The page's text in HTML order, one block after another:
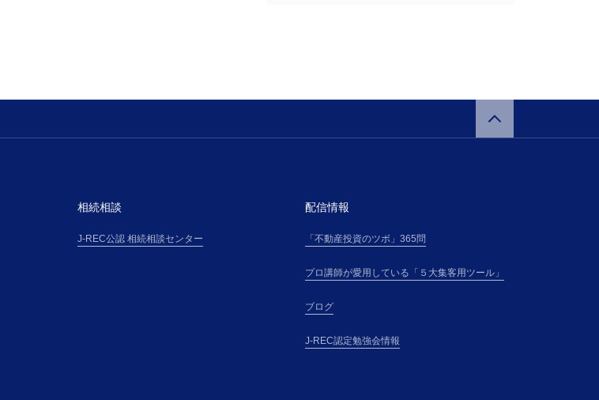
相続相談
J-REC公認 相続相談センター
配信情報
「不動産投資のツボ」365問
プロ講師が愛用している「５大集客用ツール」
ブログ
J-REC認定勉強会情報